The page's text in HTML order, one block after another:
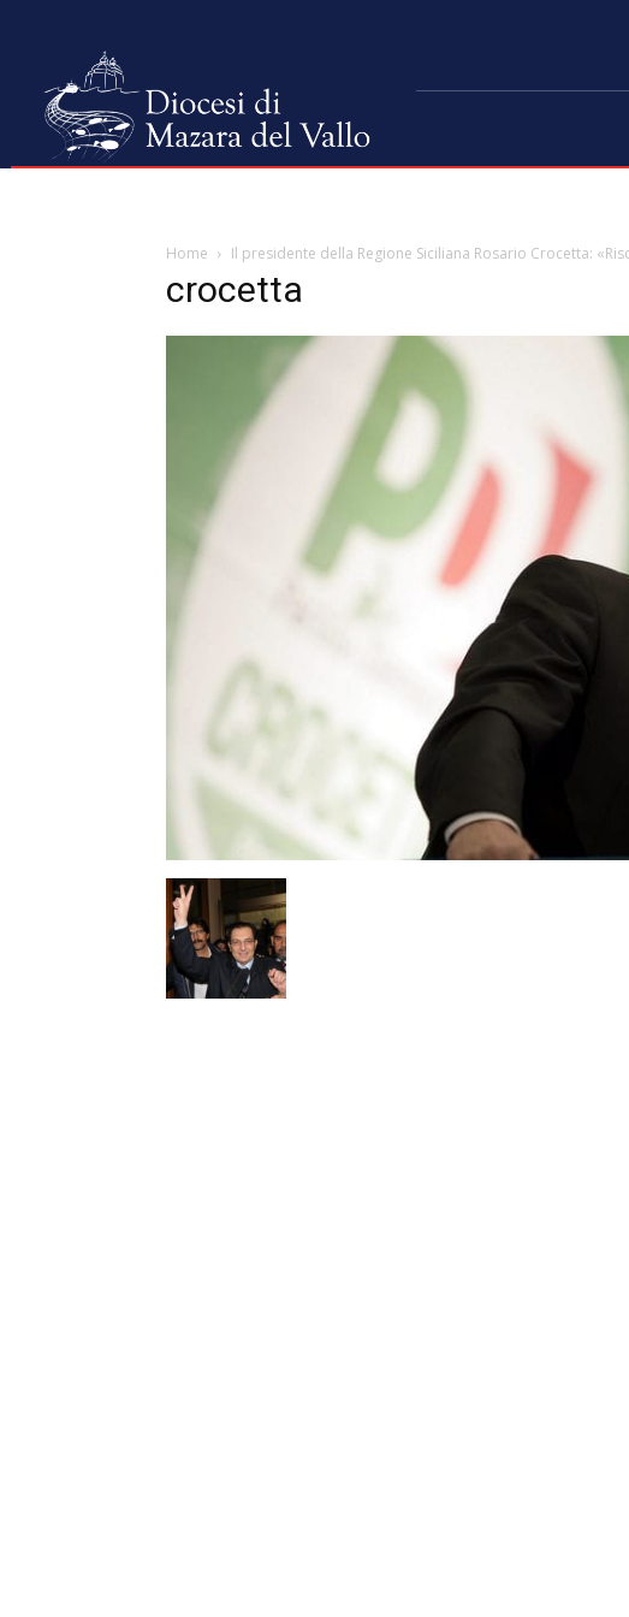
Home Il presidente della Regione Siciliana Rosario Crocetta:
crocetta